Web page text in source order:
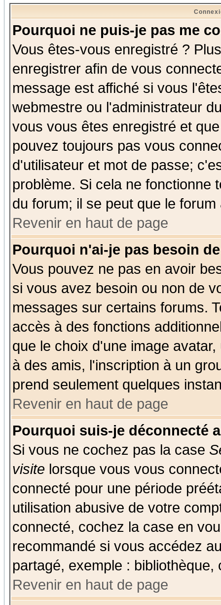
Pourquoi ne puis-je pas me
Vous êtes-vous enregistré ?
enregistrer afin de vous
message est affiché si vous
webmestre ou l'administrateur
vous vous êtes enregistré et
pouvez toujours pas vous
d'utilisateur et mot de passe;
problème. Si cela ne fonctionne
du forum; il se peut que le
Revenir en haut de page
Pourquoi n'ai-je pas besoin
Vous pouvez ne pas en avoir
si vous avez besoin ou non de
messages sur certains forums.
accès à des fonctions
que le choix d'une image
à des amis, l'inscription à un
prend seulement quelques
Revenir en haut de page
Pourquoi suis-je déconnecté
Si vous ne cochez pas la case
visite lorsque vous vous
connecté pour une période
utilisation abusive de votre
connecté, cochez la case en
recommandé si vous accédez
partagé, exemple :
Revenir en haut de page